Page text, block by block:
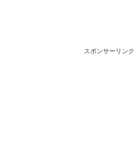
スポンサーリンク